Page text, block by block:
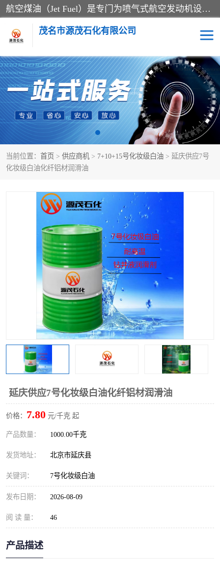
航空煤油（Jet Fuel）是专门为喷气式航空发动机设计的高纯度燃料，主要分为Jet A、Jet A-1和Jet B等类型。其特点是闪点高、低温流动性好，并添加了抗静电剂和抗氧化剂以确保飞行安全。航空煤油需
茂名市源茂石化有限公司
当前位置： 首页 > 供应商机 > 7+10+15号化妆级白油 > 延庆供应7号
化妆级白油化纤铝材润滑油
延庆供应7号化妆级白油化纤铝材润滑油
价格： 7.80 元/千克 起
产品数量： 1000.00千克
发货地址： 北京市延庆县
关键词： 7号化妆级白油
发布日期： 2026-08-09
阅 读 量： 46
产品描述
RP3航空煤油 D20+D30溶剂油
D40+D60溶剂油 D80+D100溶剂油
6号+120号溶剂油 260号溶剂油
异构烷烃 天然乳胶
26+32号化妆级白油 46+68号化妆级白油
2731溶剂油